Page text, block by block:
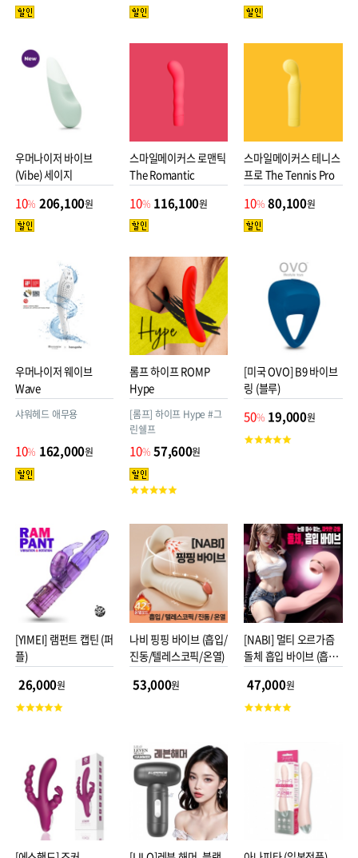
우머나이저 바이브
(Vibe) 세이지
10% 206,100원
스마일메이커스 로맨틱
The Romantic
10% 116,100원
스마일메이커스 테니스
프로 The Tennis Pro
10% 80,100원
우머나이저 웨이브
Wave
샤워헤드 애무용
10% 162,000원
롬프 하이프 ROMP
Hype
[롬프] 하이프 Hype #그
린쉘프
10% 57,600원
고
[미국 OVO] B9 바이브
링 (블루)
50% 19,000원
고
[YIMEI] 램펀트 캡틴 (퍼
플)
26,000원
고
나비 핑핑 바이브 (흡입/
진동/텔레스코픽/온열)
53,000원
[NABI] 멀티 오르가즘
돌체 흡입 바이브 (흡입
47,000원
고